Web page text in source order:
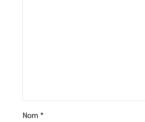
Nom *